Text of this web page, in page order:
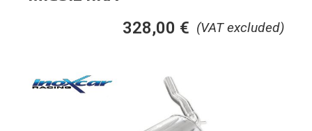
(VAT excluded)
328,00 €